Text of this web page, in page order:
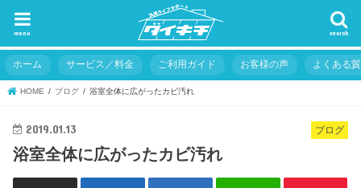
search
menu
ホーム サービス／料金 ご利用ガイド お客様の声 よくある
HOME ブログ 浴室全体に広がったカビ汚れ
ブログ
2019.01.13
浴室全体に広がったカビ汚れ